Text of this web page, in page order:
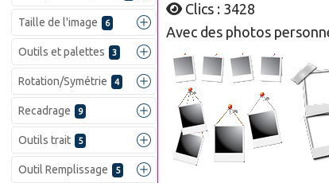
Taille de l'image 6
Outils et palettes 3
Rotation/Symétrie 4
Recadrage 9
Outils trait 5
Outil Remplissage 5
Clics : 3428
Avec des photos